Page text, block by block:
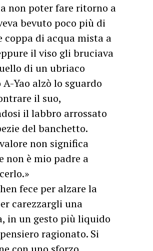
non poter fare ritorno a
bevuto poco più di
coppa di acqua mista a
il viso gli bruciava
di un ubriaco
Yao alzò lo sguardo
il suo,
il labbro arrossato
del banchetto.
non significa
non è mio padre a
fece per alzare la
carezzargli una
in un gesto più liquido
ragionato. Si